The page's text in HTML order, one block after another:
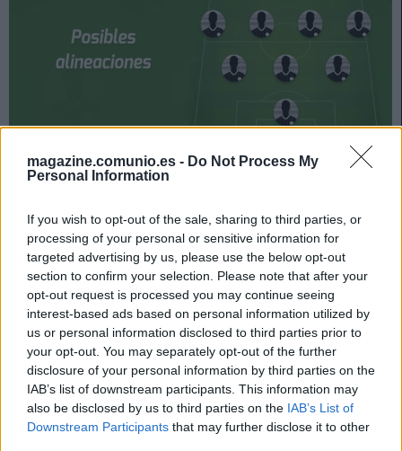
magazine.comunio.es - Do Not Process My
Personal Information
If you wish to opt-out of the sale, sharing to third parties, or
processing of your personal or sensitive information for
targeted advertising by us, please use the below opt-out
section to confirm your selection. Please note that after your
opt-out request is processed you may continue seeing
interest-based ads based on personal information utilized by
us or personal information disclosed to third parties prior to
your opt-out. You may separately opt-out of the further
disclosure of your personal information by third parties on the
IAB’s list of downstream participants. This information may
also be disclosed by us to third parties on the IAB’s List of
Downstream Participants that may further disclose it to other
Sevilla y Atlético se enfrentan el domingo 4 de abril a las
alineación saldrán los de Simeone? A continuación, las
posibles alineaciones del Sevilla-Atlético.
Sevilla
Posible alineación : Bono – Jesús Navas, Koundé, Diego
Carlos, Acuña – Joan Jordán, Fernando (Gudelj), Rakitic
(Oliver Torres) – Suso, Ocampos, En-Nesyri.
Estos jugadores son baja:
Estos jugadores son duda: